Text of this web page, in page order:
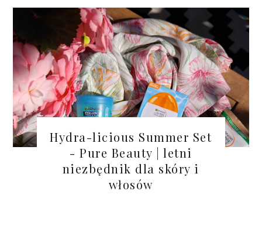
Hydra-licious Summer Set
- Pure Beauty | letni
niezbędnik dla skóry i
włosów